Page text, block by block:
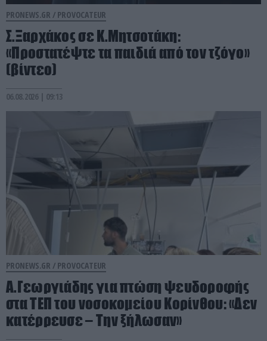
PRONEWS.GR / PROVOCATEUR
Σ.Ξαρχάκος σε Κ.Μητσοτάκη:
«Προστατέψτε τα παιδιά από τον τζόγο»
(βίντεο)
06.08.2026 | 09:13
PRONEWS.GR / PROVOCATEUR
Α.Γεωργιάδης για πτώση ψευδοροφής
στα ΤΕΠ του νοσοκομείου Κορίνθου: «Δεν
κατέρρευσε – Την ξήλωσαν»